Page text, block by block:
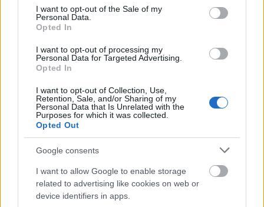
consent section.
I want to opt-out of the Sale of my
Personal Data.
Opted In
I want to opt-out of processing my
Personal Data for Targeted Advertising.
Opted In
I want to opt-out of Collection, Use,
Retention, Sale, and/or Sharing of my
Personal Data that Is Unrelated with the
Purposes for which it was collected.
Opted Out
Google consents
I want to allow Google to enable storage
related to advertising like cookies on web or
device identifiers in apps.
telephelyen/székhelyen pedig minimum 1 főt
foglalkoztat ezen időszak alatt. Ezek a feltételek a
csupán egy lezárt üzleti évet várnak el, a minimum 1
fő foglalkoztatása pedig általánosan elvárt feltétel.
Fontosnak tartjuk kiemelni, hogy a fent szereplő
adatok – a megkötések, a támogatási összegek,
értékek – változhatnak a pályázatok tényleges
megjelenésekor.
Ha bármelyik lehetőség is felkeltette érdeklődését,
keresse bizalommal a Goodwill Consulting
munkatársaitinfo@gwconsulting.hue-mail címen,
vagy a +36 70 492 5411-es telefonszámon. Kollégáik